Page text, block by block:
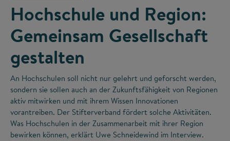
Hochschule und Region:
Gemeinsam Gesellschaft
gestalten
An Hochschulen soll nicht nur gelehrt und geforscht werden,
sondern sie sollen auch an der Zukunftsfähigkeit von Regionen
aktiv mitwirken und mit ihrem Wissen Innovationen
vorantreiben. Der Stifterverband fördert solche Aktivitäten.
Was Hochschulen in der Zusammenarbeit mit ihrer Region
bewirken können, erklärt Uwe Schneidewind im Interview.